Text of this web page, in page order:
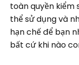
toàn quyền
thể sử dụng và
hạn chế để bạn
bất cứ khi nào